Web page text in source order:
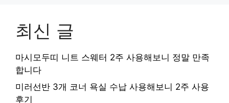
최신 글
마시모두띠 니트 스웨터 2주 사용해보니 정말 만족
합니다
미러선반 3개 코너 욕실 수납 사용해보니 2주 사용
후기